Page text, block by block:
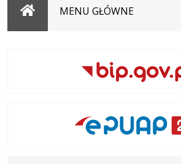
StronaMENU GŁÓWNE